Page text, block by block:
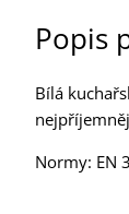
Popis
Bílá
Normy: EN